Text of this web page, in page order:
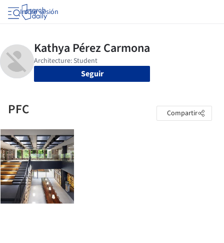
Iniciar sesión
Seguir
PFC Compartir